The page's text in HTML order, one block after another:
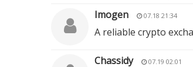
Imogen
07.18 21:34
A reliable crypto
Chassidy 07.19 02:01